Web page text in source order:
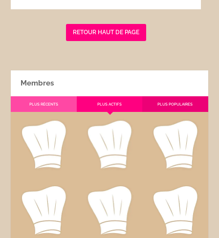
RETOUR HAUT DE PAGE
Membres
PLUS RÉCENTS PLUS ACTIFS PLUS POPULAIRES